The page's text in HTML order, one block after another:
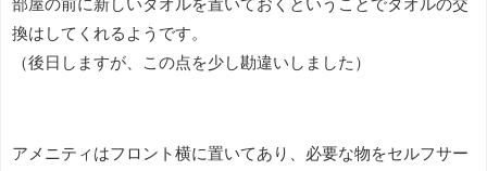
換はしてくれるようです。
（後日しますが、この点を少し勘違いしました）
アメニティはフロント横に置いてあり、必要な物をセルフサー